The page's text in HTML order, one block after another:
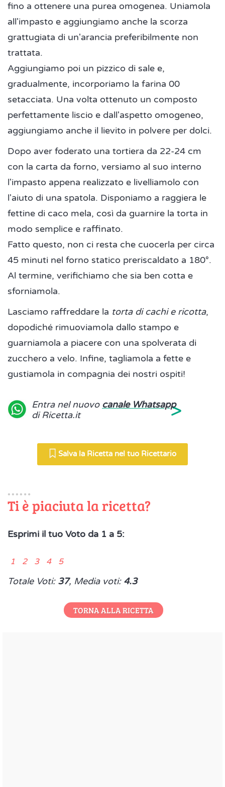
fino a ottenere una purea omogenea. Uniamola
all'impasto e aggiungiamo anche la scorza
grattugiata di un'arancia preferibilmente non
trattata.
Aggiungiamo poi un pizzico di sale e,
gradualmente, incorporiamo la farina 00
setacciata. Una volta ottenuto un composto
perfettamente liscio e dall'aspetto omogeneo,
aggiungiamo anche il lievito in polvere per dolci.
Dopo aver foderato una tortiera da 22-24 cm
con la carta da forno, versiamo al suo interno
l'impasto appena realizzato e livelliamolo con
l'aiuto di una spatola. Disponiamo a raggiera le
fettine di caco mela, così da guarnire la torta in
modo semplice e raffinato.
Fatto questo, non ci resta che cuocerla per circa
45 minuti nel forno statico preriscaldato a 180°.
Al termine, verifichiamo che sia ben cotta e
sforniamola.
Lasciamo raffreddare la torta di cachi e ricotta,
dopodiché rimuoviamola dallo stampo e
guarniamola a piacere con una spolverata di
zucchero a velo. Infine, tagliamola a fette e
gustiamola in compagnia dei nostri ospiti!
Entra nel nuovo canale Whatsapp
di Ricetta.it
>
Salva la Ricetta nel tuo Ricettario
Ti è piaciuta la ricetta?
Esprimi il tuo Voto da 1 a 5:
1 2 3 4 5
Totale Voti: 37, Media voti: 4.3
TORNA ALLA RICETTA